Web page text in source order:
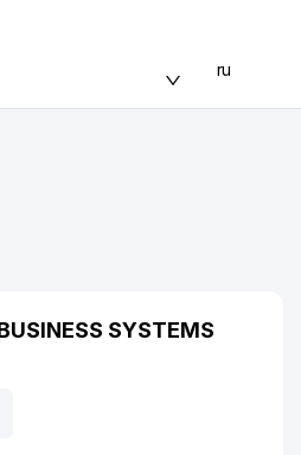
ru
SYSTEMS